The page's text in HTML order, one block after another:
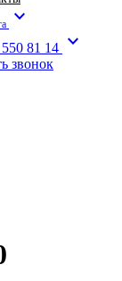
expand_more
81 14 expand_more
звонок